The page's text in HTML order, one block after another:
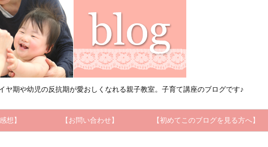
期や幼児の反抗期が愛おしくなれる親子教室。子育て講座のブログです♪
想】 【お問い合わせ】 【初めてこのブログを見る方へ】